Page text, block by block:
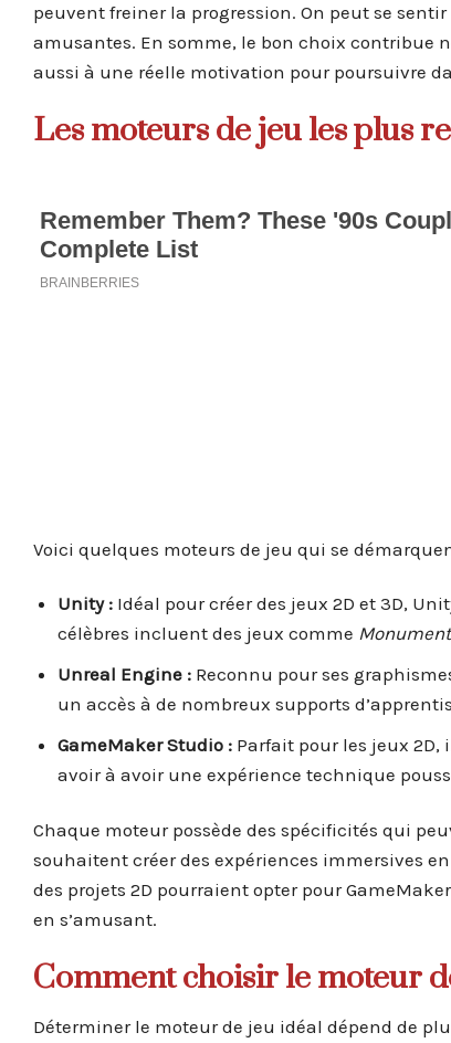
peuvent freiner la progression. On peut se
amusantes. En somme, le bon choix contribue
aussi à une réelle motivation pour poursuivre
Les moteurs de jeu les plus
Voici quelques moteurs de jeu qui se
Unity : Idéal pour créer des jeux 2D et 3D,
célèbres incluent des jeux comme
Unreal Engine : Reconnu pour ses
un accès à de nombreux supports
GameMaker Studio : Parfait pour les jeux
avoir à avoir une expérience technique
Chaque moteur possède des spécificités qui
souhaitent créer des expériences immersives
des projets 2D pourraient opter pour
en s’amusant.
Comment choisir le moteur
Déterminer le moteur de jeu idéal dépend de